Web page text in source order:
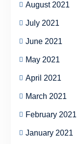
August 2021
July 2021
June 2021
May 2021
April 2021
March 2021
February 2021
January 2021